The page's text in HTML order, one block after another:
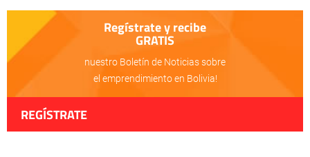
Regístrate y recibe
GRATIS
nuestro Boletín de Noticias sobre
el emprendimiento en Bolivia!
REGÍSTRATE